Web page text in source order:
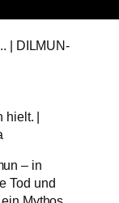
| DILMUN-
hielt. |
– in
Tod und